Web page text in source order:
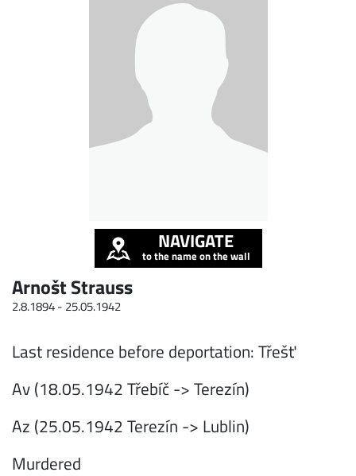
NAVIGATE
to the name on the wall
Arnošt Strauss
2.8.1894 - 25.05.1942
Last residence before deportation: Třešť
Av (18.05.1942 Třebíč -> Terezín)
Az (25.05.1942 Terezín -> Lublin)
Murdered